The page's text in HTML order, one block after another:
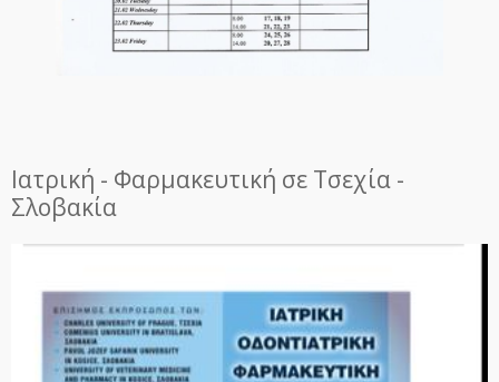
Ιατρική - Φαρμακευτική σε Τσεχία -
Σλοβακία